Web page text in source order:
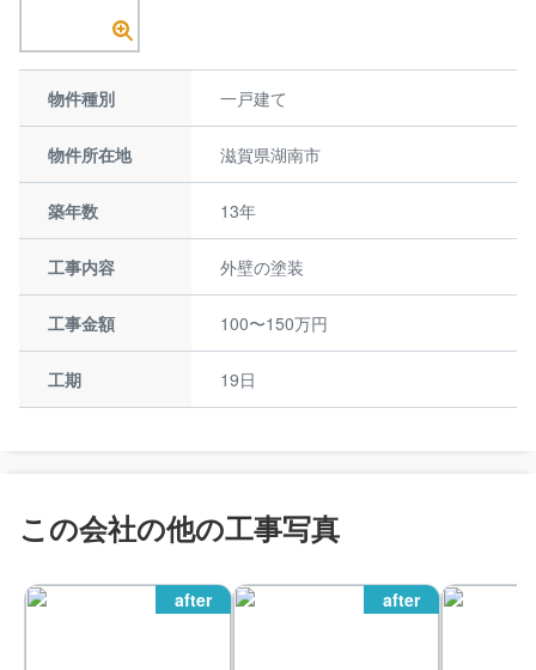
物件種別 一戸建て
物件所在地 滋賀県湖南市
築年数 13年
工事内容 外壁の塗装
工事金額 100〜150万円
工期 19日
この会社の他の工事写真
after after